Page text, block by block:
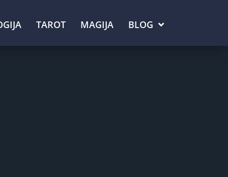
TAROT MAGIJA BLOG